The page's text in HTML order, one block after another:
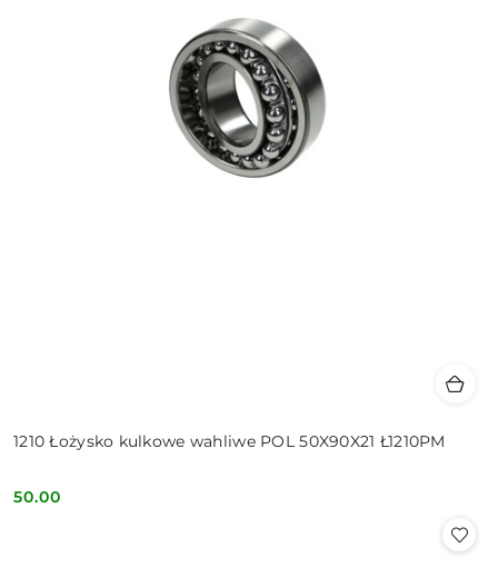
1210 Łożysko kulkowe wahliwe POL 50X90X21 Ł1210PM
Cena:
50.00